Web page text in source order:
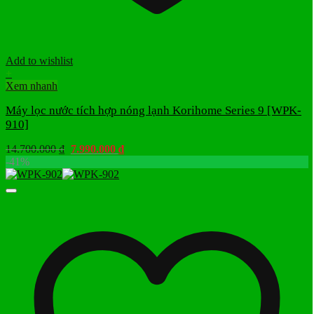
Add to wishlist
+
Xem nhanh
Máy lọc nước tích hợp nóng lạnh Korihome Series 9 [WPK-
910]
14.700.000₫ Giá
là:
7.990.000 ₫Giá
-41%